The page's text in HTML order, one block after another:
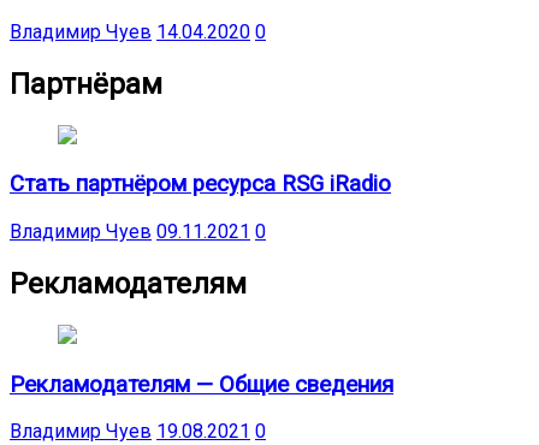
Владимир Чуев 14.04.2020 0
Партнёрам
Стать партнёром ресурса RSG iRadio
Владимир Чуев 09.11.2021 0
Рекламодателям
Рекламодателям — Общие сведения
Владимир Чуев 19.08.2021 0